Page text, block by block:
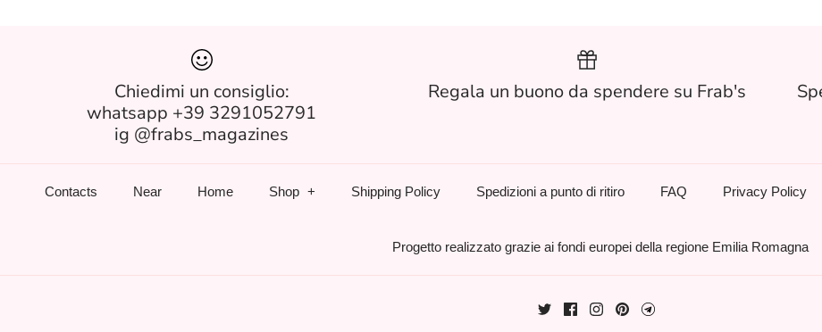
Chiedimi un consiglio:
whatsapp +39 3291052791
ig @frabs_magazines
Regala un buono da spendere su Frab's
Contacts Near Home Shop Shipping Policy Spedizioni a punto di ritiro FAQ Privacy Policy
Progetto realizzato grazie ai fondi europei della regione Emilia Romagna